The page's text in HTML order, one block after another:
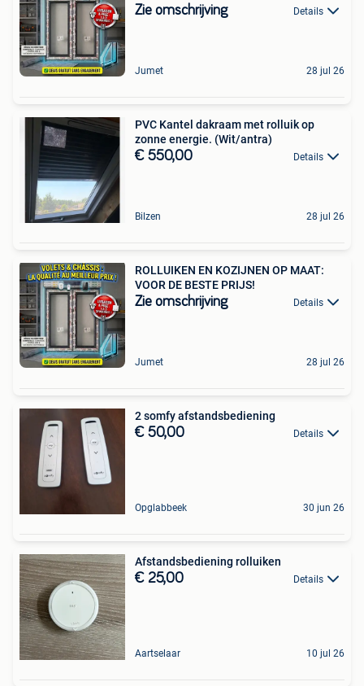
Zie omschrijving Details
Jumet 28 jul 26
PVC Kantel dakraam met rolluik op
zonne energie. (Wit/antra)
€ 550,00 Details
Bilzen 28 jul 26
ROLLUIKEN EN KOZIJNEN OP MAAT:
VOOR DE BESTE PRIJS!
Zie omschrijving Details
Jumet 28 jul 26
2 somfy afstandsbediening
€ 50,00 Details
Opglabbeek 30 jun 26
Afstandsbediening rolluiken
€ 25,00 Details
Aartselaar 10 jul 26